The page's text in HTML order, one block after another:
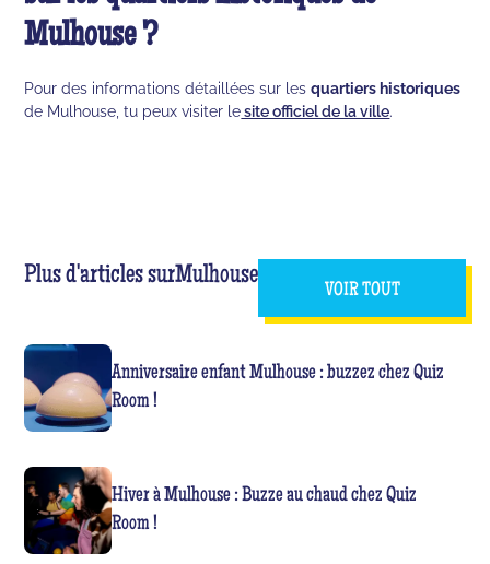
Mulhouse ?
Pour des informations détaillées sur lesquartiers historiques
de Mulhouse, tu peux visiter lesite officiel de la ville.
Plus d'articles surMulhouse
VOIR TOUT
Anniversaire enfant Mulhouse : buzzez chez Quiz
Room !
Hiver à Mulhouse : Buzze au chaud chez Quiz
Room !